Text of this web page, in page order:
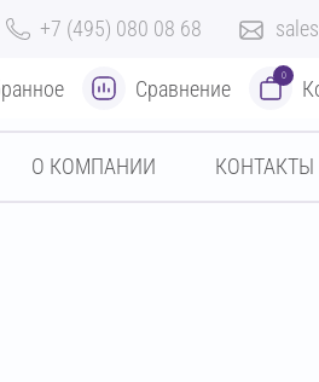
+7 (495) 080 08 68
Сравнение
0
О КОМПАНИИ КОНТАКТЫ